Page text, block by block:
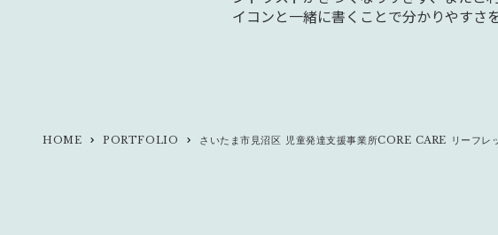
イコンと一緒に書くことで分かりやすさ
HOME keyboard_arrow_right PORTFOLIO keyboard_arrow_right さいたま市見沼区 児童発達支援事業所CORE CARE リーフレ